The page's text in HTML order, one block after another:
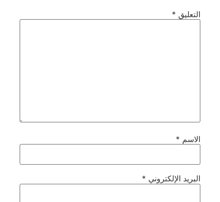
التعليق *
الاسم *
البريد الإلكتروني *